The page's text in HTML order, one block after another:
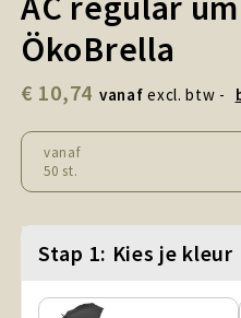
Snoepgoed en Koek
Sport, Spel en Speelgoed
Technologie
Tassen
ÖkoBrella
€ 10,74 vanaf excl. btw -
vanaf
50 st.
Stap 1: Kies je kleur